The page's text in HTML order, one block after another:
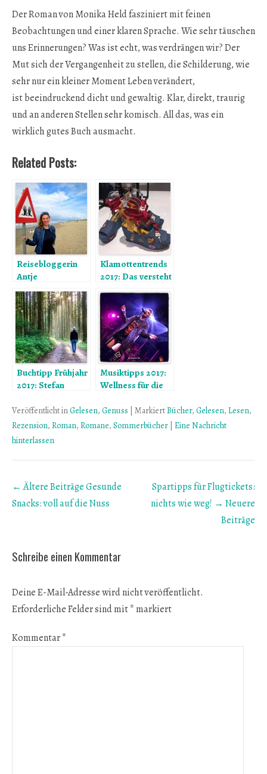
Der Roman von Monika Held fasziniert mit feinen
Beobachtungen und einer klaren Sprache. Wie sehr täuschen
uns Erinnerungen? Was ist echt, was verdrängen wir? Der
Mut sich der Vergangenheit zu stellen, die Schilderung, wie
sehr nur ein kleiner Moment Leben verändert,
ist beeindruckend dicht und gewaltig. Klar, direkt, traurig
und an anderen Stellen sehr komisch. All das, was ein
wirklich gutes Buch ausmacht.
Related Posts:
Reisebloggerin
Antje
Zimmermann:
„Einfach nur
Urlaub, das gibt’s
bei mir nicht“
Klamottentrends
2017: Das versteht
die Leserin nicht!
Buchtipp Frühjahr
2017: Stefan
„Das Buch der
Wunder“
Musiktipps 2017:
Wellness für die
Veröffentlicht inGelesen, Genuss MarkiertBücher, Gelesen, Lesen,
Rezension, Roman, Romane, Sommerbücher Eine Nachricht
hinterlassen
Beitrags
Übersicht
← Ältere BeiträgeGesunde
Snacks: voll auf die Nuss
Spartipps für Flugtickets:
nichts wie weg! → Neuere
Beiträge
Schreibe einen Kommentar
Deine E-Mail-Adresse wird nicht veröffentlicht.
Erforderliche Felder sind mit* markiert
Kommentar*